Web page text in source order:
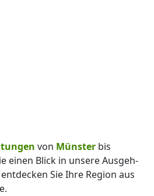
von Münster bis
einen Blick in unsere Ausgeh-
Sie Ihre Region aus